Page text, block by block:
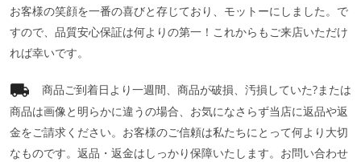
お客様の笑顔を一番の喜びと存じており、モットーにしました。で
すので、品質安心保証は何よりの第一！これからもご来店いただけ
れば幸いです。
商品ご到着日より一週間、商品が破損、汚損していた?または
商品は画像と明らかに違うの場合、お気になさらず当店に返品や返
金をご請求ください。お客様のご信頼は私たちにとって何より大切
なものです。返品・返金はしっかり保障いたします。お問い合わせ